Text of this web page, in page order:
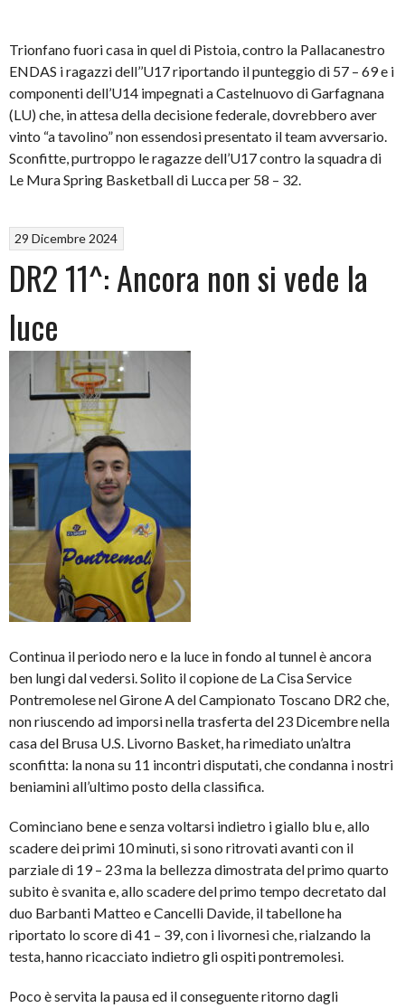
Trionfano fuori casa in quel di Pistoia, contro la Pallacanestro
ENDAS i ragazzi dell’’U17 riportando il punteggio di 57 – 69 e i
componenti dell’U14 impegnati a Castelnuovo di Garfagnana
(LU) che, in attesa della decisione federale, dovrebbero aver
vinto “a tavolino” non essendosi presentato il team avversario.
Sconfitte, purtroppo le ragazze dell’U17 contro la squadra di
Le Mura Spring Basketball di Lucca per 58 – 32.
29 Dicembre 2024
DR2 11^: Ancora non si vede la
luce
Continua il periodo nero e la luce in fondo al tunnel è ancora
ben lungi dal vedersi. Solito il copione de La Cisa Service
Pontremolese nel Girone A del Campionato Toscano DR2 che,
non riuscendo ad imporsi nella trasferta del 23 Dicembre nella
casa del Brusa U.S. Livorno Basket, ha rimediato un’altra
sconfitta: la nona su 11 incontri disputati, che condanna i nostri
beniamini all’ultimo posto della classifica.
Cominciano bene e senza voltarsi indietro i giallo blu e, allo
scadere dei primi 10 minuti, si sono ritrovati avanti con il
parziale di 19 – 23 ma la bellezza dimostrata del primo quarto
subito è svanita e, allo scadere del primo tempo decretato dal
duo Barbanti Matteo e Cancelli Davide, il tabellone ha
riportato lo score di 41 – 39, con i livornesi che, rialzando la
testa, hanno ricacciato indietro gli ospiti pontremolesi.
Poco è servita la pausa ed il conseguente ritorno dagli